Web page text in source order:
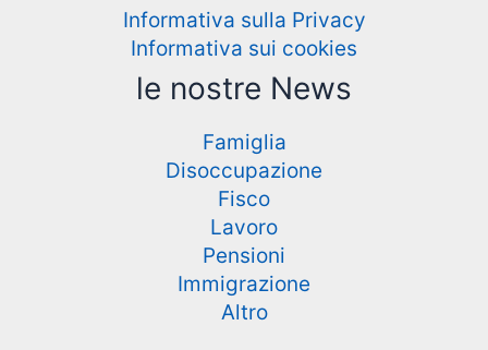
Informativa sulla Privacy
Informativa sui cookies
le nostre News
Famiglia
Disoccupazione
Fisco
Lavoro
Pensioni
Immigrazione
Altro